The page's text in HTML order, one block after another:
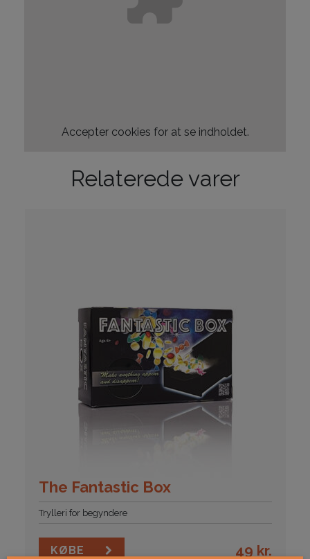
Accepter cookies for at se indholdet.
Relaterede varer
The Fantastic Box
Trylleri for begyndere
KØBE 49 kr.